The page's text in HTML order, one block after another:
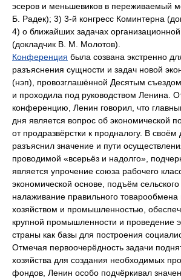
эсеров и меньшевиков в переживаемый
Б. Радек); 3) 3-й конгресс Коминтерна
4) о ближайших задачах
(докладчик В. М. Молотов).
Конференция была созвана экстренно
разъяснения сущности и задач новой
(нэп), провозглашённой Десятым
и проходила под руководством Ленина.
конференцию, Ленин говорил, что
дня является вопрос об экономической
от продразвёрстки к продналогу. В
разъяснил значение и пути
проводимой «всерьёз и надолго»,
является упрочение союза рабочего
экономической основе, подъём сельского
налаживание правильного
хозяйством и промышленностью,
крупной промышленности и проведение
страны как базы для построения
Отмечая первоочерёдность задачи
хозяйства для создания необходимых
фондов, Ленин особо подчёркивал